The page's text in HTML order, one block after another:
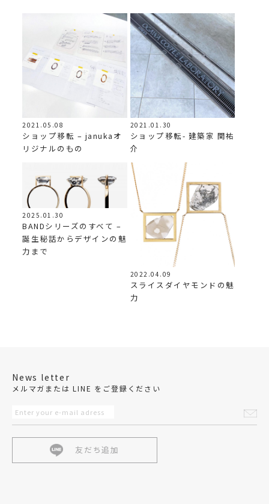
2021.05.08
ショップ移転 – janukaオ
リジナルのもの
2021.01.30
ショップ移転- 建築家 関祐
介
2025.01.30
BANDシリーズのすべて –
誕生秘話からデザインの魅
力まで
2022.04.09
スライスダイヤモンドの魅
力
News letter
メルマガまたは LINE をご登録ください
友だち追加